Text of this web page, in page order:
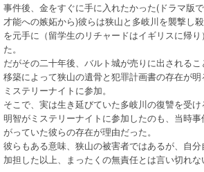
事件後、金をすぐに手に入れたかった(ドラマ版
才能への嫉妬から)彼らは狭山と多岐川を襲撃し
を元手に（留学生のリチャードはイギリスに帰
た。
だがその二十年後、バルト城が売りに出される
移築によって狭山の遺骨と犯罪計画書の存在が明
ミステリーナイトに参加。
そこで、実は生き延びていた多岐川の復讐を受け
明智がミステリーナイトに参加したのも、当時
がっていた彼らの存在が理由だった。
彼らもある意味、狭山の被害者ではあるが、自
加担した以上、まったくの無責任とは言い切れな